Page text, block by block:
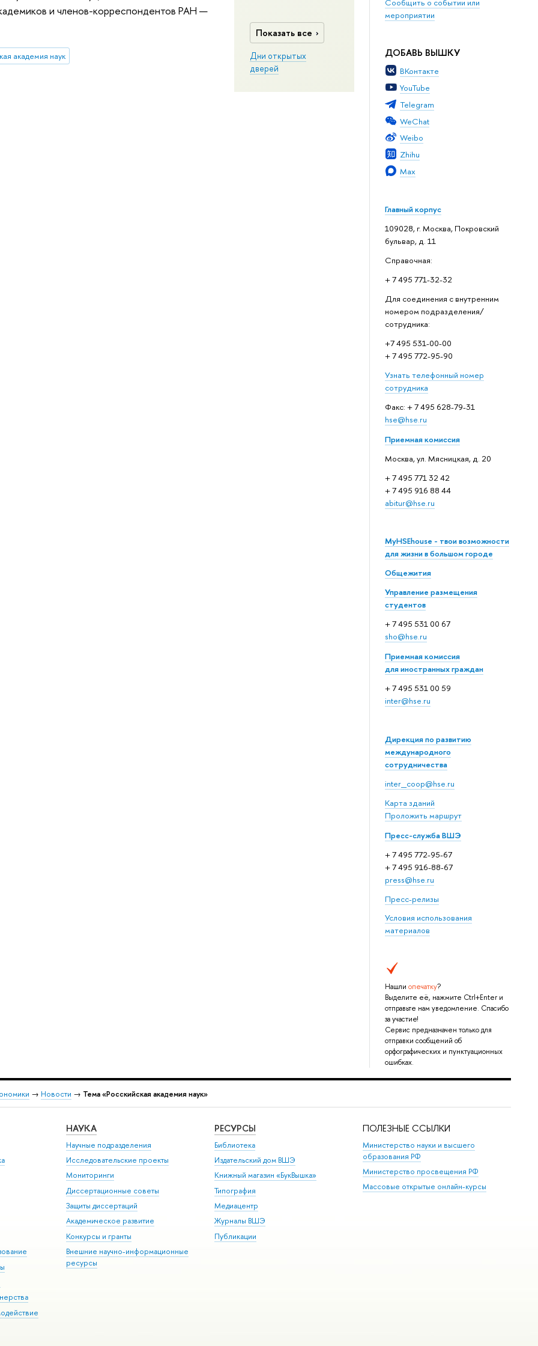
Сообщить о событии или
мероприятии
ДОБАВЬ ВЫШКУ
ВКонтакте
YouTube
Telegram
WeChat
Weibo
Zhihu
Max
Главный корпус
109028, г. Москва, Покровский
бульвар, д. 11
Справочная:
+ 7 495 771-32-32
Для соединения с внутренним
номером подразделения/
сотрудника:
+7 495 531-00-00
+ 7 495 772-95-90
Узнать телефонный номер
сотрудника
Факс: + 7 495 628-79-31
hse@hse.ru
Приемная комиссия
Москва, ул. Мясницкая, д. 20
+ 7 495 771 32 42
+ 7 495 916 88 44
abitur@hse.ru
MyHSEhouse - твои возможности
для жизни в большом городе
Общежития
Управление размещения
студентов
+ 7 495 531 00 67
sho@hse.ru
Приемная комиссия
для иностранных граждан
+ 7 495 531 00 59
inter@hse.ru
Дирекция по развитию
международного
сотрудничества
inter_coop@hse.ru
Карта зданий
Проложить маршрут
Пресс-служба ВШЭ
+ 7 495 772-95-67
+ 7 495 916-88-67
press@hse.ru
Пресс-релизы
Условия использования
материалов
Нашли опечатку?
Выделите её, нажмите Ctrl+Enter и
отправьте нам уведомление. Спасибо
за участие!
Сервис предназначен только для
отправки сообщений об
орфографических и пунктуационных
ошибках.
Показать все
Дни открытых
дверей
и членов-корреспондентов РАН —
академия наук
→ Новости → Тема «Росскийская академия наук»
НАУКА
Научные подразделения
Исследовательские проекты
Мониторинги
Диссертационные советы
Защиты диссертаций
Академическое развитие
Конкурсы и гранты
Внешние научно-информационные
ресурсы
РЕСУРСЫ
Библиотека
Издательский дом ВШЭ
Книжный магазин «БукВышка»
Типография
Медиацентр
Журналы ВШЭ
Публикации
ПОЛЕЗНЫЕ ССЫЛКИ
Министерство науки и высшего
образования РФ
Министерство просвещения РФ
Массовые открытые онлайн-курсы